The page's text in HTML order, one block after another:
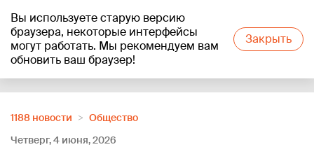
Вы используете старую версию
браузера, некоторые интерфейсы
могут работать. Мы рекомендуем вам
обновить ваш браузер!
Закрыть
+17°C
1188 новости
Oбщество
Четверг, 4 июня, 2026